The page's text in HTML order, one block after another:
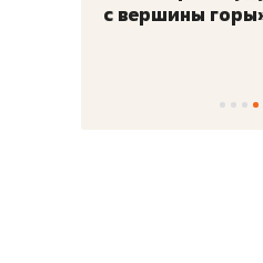
с вершины